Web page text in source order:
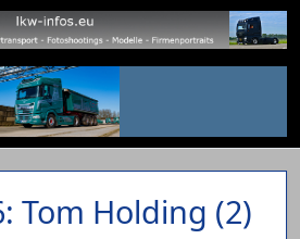
Tom Holding (2)